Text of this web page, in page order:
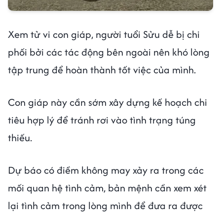
Xem tử vi con giáp, người tuổi Sửu dễ bị chi
phối bởi các tác động bên ngoài nên khó lòng
tập trung để hoàn thành tốt việc của mình.
Con giáp này cần sớm xây dựng kế hoạch chi
tiêu hợp lý để tránh rơi vào tình trạng túng
thiếu.
Dự báo có điềm không may xảy ra trong các
mối quan hệ tình cảm, bản mệnh cần xem xét
lại tình cảm trong lòng mình để đưa ra được